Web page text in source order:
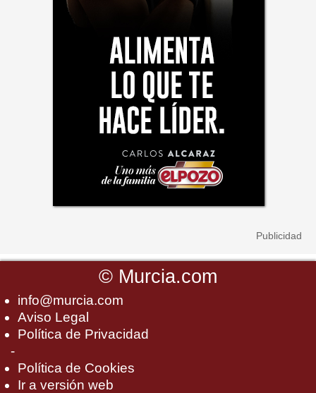
© Murcia.com
info@murcia.com
Aviso Legal
Política de Privacidad
-
Política de Cookies
Ir a versión web